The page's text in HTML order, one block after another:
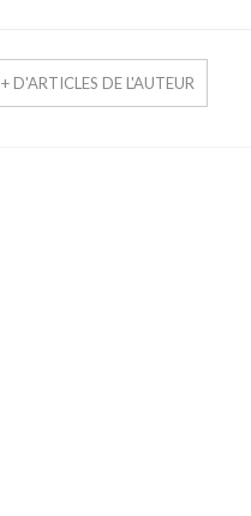
+ D'ARTICLES DE L'AUTEUR